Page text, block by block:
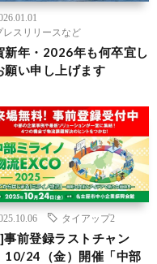
レスリリースなど
新年・2026年も何卒宜し
願い申し上げます
タイアップ2
事前登録ラストチャン
10/24（金）開催「中部